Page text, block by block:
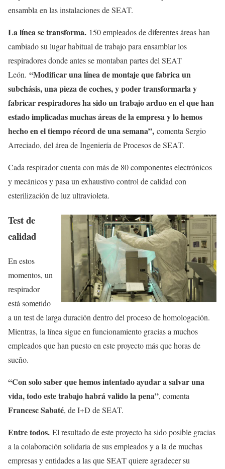
ensambla en las instalaciones de SEAT.
La línea se transforma. 150 empleados de diferentes áreas han
cambiado su lugar habitual de trabajo para ensamblar los
respiradores donde antes se montaban partes del SEAT
León. “Modificar una línea de montaje que fabrica un
subchásis, una pieza de coches, y poder transformarla y
fabricar respiradores ha sido un trabajo arduo en el que han
estado implicadas muchas áreas de la empresa y lo hemos
hecho en el tiempo récord de una semana”, comenta Sergio
Arreciado, del área de Ingeniería de Procesos de SEAT.
Cada respirador cuenta con más de 80 componentes electrónicos
y mecánicos y pasa un exhaustivo control de calidad con
esterilización de luz ultravioleta.
Test de
calidad
En estos
momentos, un
respirador
está sometido
a un test de larga duración dentro del proceso de homologación.
Mientras, la línea sigue en funcionamiento gracias a muchos
empleados que han puesto en este proyecto más que horas de
sueño.
“Con solo saber que hemos intentado ayudar a salvar una
vida, todo este trabajo habrá valido la pena”, comenta
Francesc Sabaté, de I+D de SEAT.
Entre todos. El resultado de este proyecto ha sido posible gracias
a la colaboración solidaria de sus empleados y a la de muchas
empresas y entidades a las que SEAT quiere agradecer su